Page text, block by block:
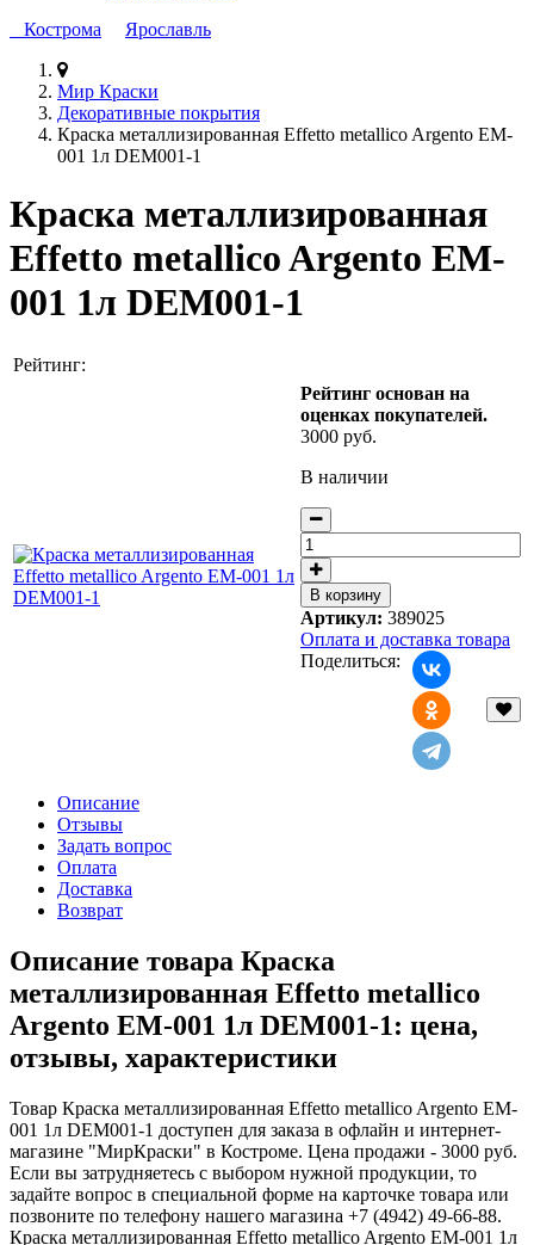
Кострома
Ярославль
Мир Краски
Декоративные покрытия
Краска металлизированная Effetto metallico Argento EM-
001 1л DEM001-1
Краска металлизированная
Effetto metallico Argento EM-
001 1л DEM001-1
Рейтинг:
Рейтинг основан на
оценках покупателей.
3000 руб.
В наличии
Артикул: 389025
Оплата и доставка товара
Поделиться:
Описание
Отзывы
Задать вопрос
Оплата
Доставка
Возврат
Описание товара Краска
металлизированная Effetto metallico
Argento EM-001 1л DEM001-1: цена,
отзывы, характеристики
Товар Краска металлизированная Effetto metallico Argento EM-
001 1л DEM001-1 доступен для заказа в офлайн и интернет-
магазине "МирКраски" в Костроме. Цена продажи - 3000 руб.
Если вы затрудняетесь с выбором нужной продукции, то
задайте вопрос в специальной форме на карточке товара или
позвоните по телефону нашего магазина +7 (4942) 49-66-88.
Краска металлизированная Effetto metallico Argento EM-001 1л